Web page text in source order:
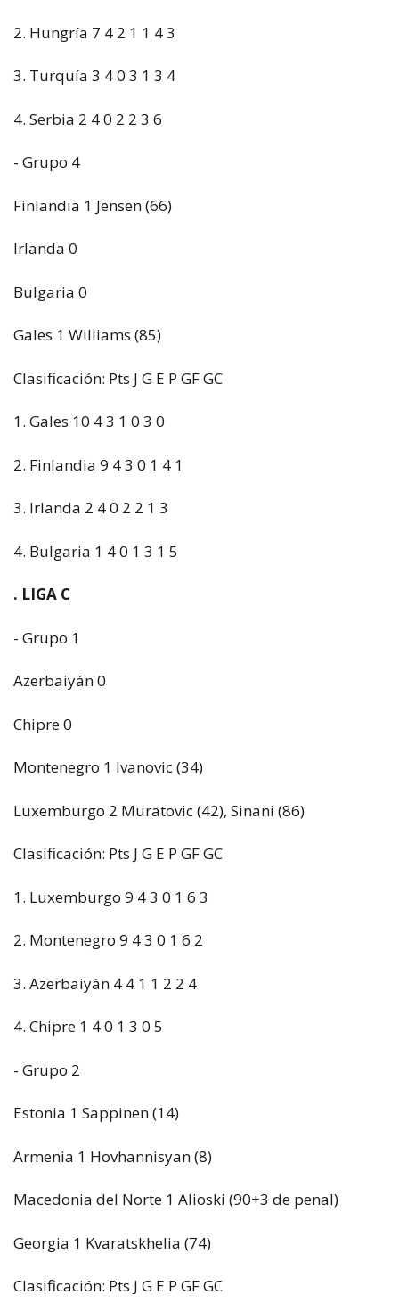
2. Hungría 7 4 2 1 1 4 3
3. Turquía 3 4 0 3 1 3 4
4. Serbia 2 4 0 2 2 3 6
- Grupo 4
Finlandia 1 Jensen (66)
Irlanda 0
Bulgaria 0
Gales 1 Williams (85)
Clasificación: Pts J G E P GF GC
1. Gales 10 4 3 1 0 3 0
2. Finlandia 9 4 3 0 1 4 1
3. Irlanda 2 4 0 2 2 1 3
4. Bulgaria 1 4 0 1 3 1 5
. LIGA C
- Grupo 1
Azerbaiyán 0
Chipre 0
Montenegro 1 Ivanovic (34)
Luxemburgo 2 Muratovic (42), Sinani (86)
Clasificación: Pts J G E P GF GC
1. Luxemburgo 9 4 3 0 1 6 3
2. Montenegro 9 4 3 0 1 6 2
3. Azerbaiyán 4 4 1 1 2 2 4
4. Chipre 1 4 0 1 3 0 5
- Grupo 2
Estonia 1 Sappinen (14)
Armenia 1 Hovhannisyan (8)
Macedonia del Norte 1 Alioski (90+3 de penal)
Georgia 1 Kvaratskhelia (74)
Clasificación: Pts J G E P GF GC